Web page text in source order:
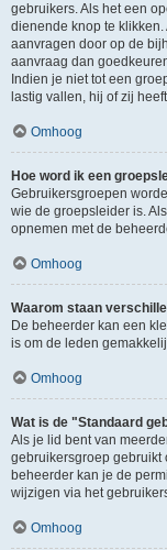
gebruikers. Als het een
dienende knop te
aanvragen door op de
aanvraag dan
Indien je niet tot een
lastig vallen, hij of zij
Omhoog
Hoe word ik een
Gebruikersgroepen
wie de groepsleider is.
opnemen met de
Omhoog
Waarom staan
De beheerder kan een
is om de leden
Omhoog
Wat is de "Standaard
Als je lid bent van
gebruikersgroep gebruikt
beheerder kan je de
wijzigen via het
Omhoog